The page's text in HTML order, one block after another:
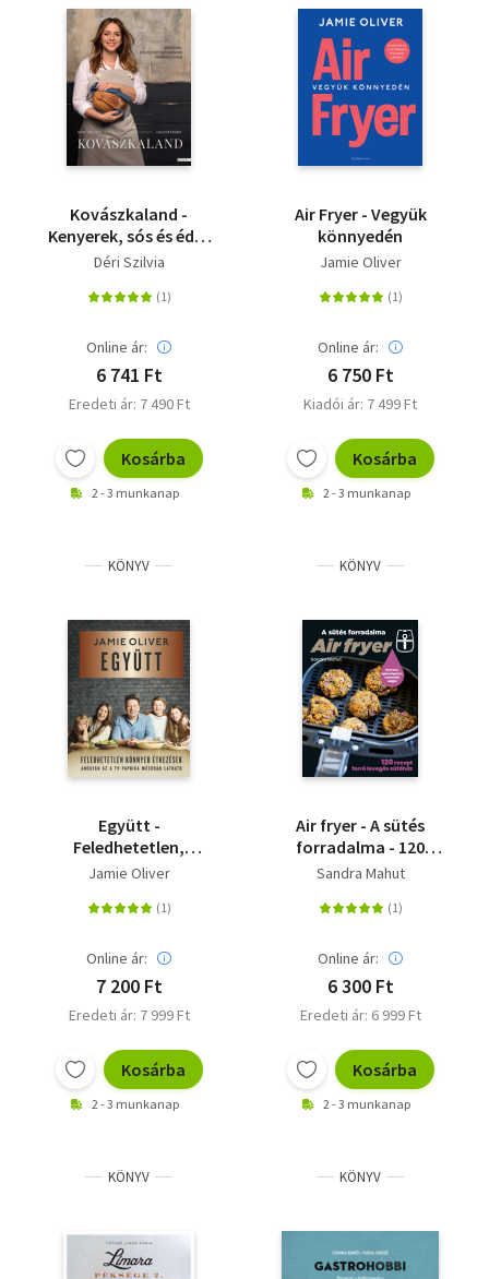
Kovászkaland -
Kenyerek, sós és édes
sütemények
Déri Szilvia
Online ár:
6 741 Ft
Eredeti ár: 7 490 Ft
Kosárba
2 - 3 munkanap
Air Fryer - Vegyük
könnyedén
Jamie Oliver
Online ár:
6 750 Ft
Kiadói ár: 7 499 Ft
Kosárba
2 - 3 munkanap
KÖNYV
Együtt -
Feledhetetlen,
könnyed étkezések
Jamie Oliver
Online ár:
7 200 Ft
Eredeti ár: 7 999 Ft
Kosárba
2 - 3 munkanap
KÖNYV
Air fryer - A sütés
forradalma - 120
recept forró levegős
Sandra Mahut
Online ár:
6 300 Ft
Eredeti ár: 6 999 Ft
Kosárba
2 - 3 munkanap
KÖNYV KÖNYV